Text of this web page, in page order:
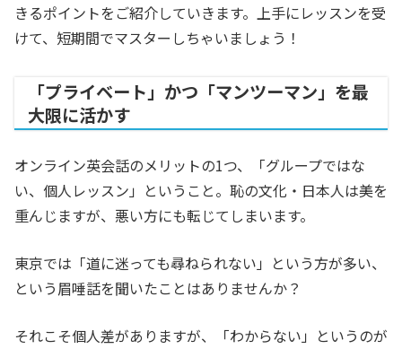
きるポイントをご紹介していきます。上手にレッスンを受
けて、短期間でマスターしちゃいましょう！
「プライベート」かつ「マンツーマン」を最
大限に活かす
オンライン英会話のメリットの1つ、「グループではな
い、個人レッスン」ということ。恥の文化・日本人は美を
重んじますが、悪い方にも転じてしまいます。
東京では「道に迷っても尋ねられない」という方が多い、
という眉唾話を聞いたことはありませんか？
それこそ個人差がありますが、「わからない」というのが